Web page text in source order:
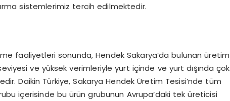
sistemlerimiz tercih edilmektedir.
faaliyetleri sonunda, Hendek Sakarya’da bulunan üretim
ve yüksek verimleriyle yurt içinde ve yurt dışında çok
Daikin Türkiye, Sakarya Hendek Üretim Tesisi’nde tüm
içerisinde bu ürün grubunun Avrupa’daki tek üreticisi